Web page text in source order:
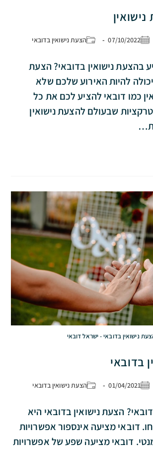
07/10/2022 הצעת נישואין בדובאי
בהצעת נישואין בדובאי? הצעת
יכולה להיות האירוע שלכם שלא
כמו דובאי להציע לכם את כל
שבעולם להצעת נישואין
נישואין בדובאי - ישראל דובאי
בדובאי
01/04/2021 הצעת נישואין בדובאי
הצעת נישואין בדובאי היא
דובאי מציעה אינספור אפשרויות
דובאי מציעה שפע של אפשרויות